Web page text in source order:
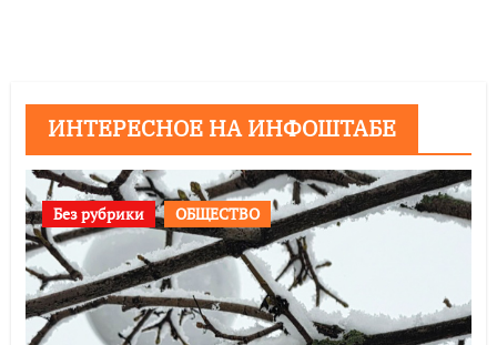
ИНТЕРЕСНОЕ НА ИНФОШТАБЕ
Без рубрики ОБЩЕСТВО